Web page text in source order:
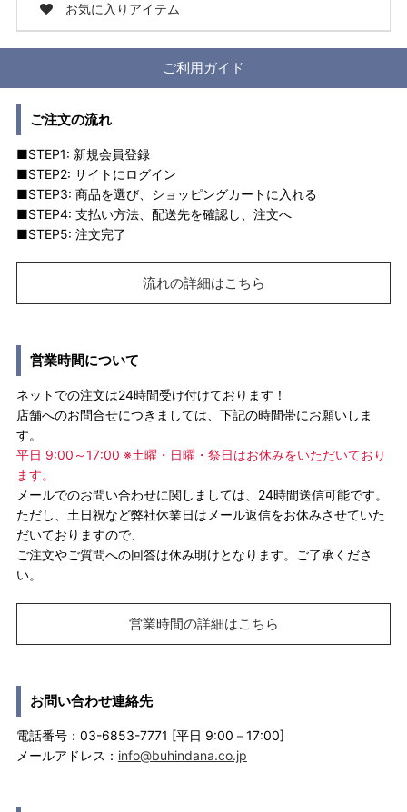
お気に入りアイテム
ご利用ガイド
ご注文の流れ
■STEP1: 新規会員登録
■STEP2: サイトにログイン
■STEP3: 商品を選び、ショッピングカートに入れる
■STEP4: 支払い方法、配送先を確認し、注文へ
■STEP5: 注文完了
流れの詳細はこちら
営業時間について
ネットでの注文は24時間受け付けております！
店舗へのお問合せにつきましては、下記の時間帯にお願いしま
す。
平日 9:00～17:00 ※土曜・日曜・祭日はお休みをいただいており
ます。
メールでのお問い合わせに関しましては、24時間送信可能です。
ただし、土日祝など弊社休業日はメール返信をお休みさせていた
だいておりますので、
ご注文やご質問への回答は休み明けとなります。ご了承くださ
い。
営業時間の詳細はこちら
お問い合わせ連絡先
電話番号：03-6853-7771 [平日 9:00－17:00]
メールアドレス： info@buhindana.co.jp